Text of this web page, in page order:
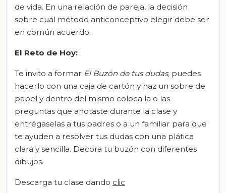
de vida. En una relación de pareja, la decisión
sobre cuál método anticonceptivo elegir debe ser
en común acuerdo.
El Reto de Hoy:
Te invito a formar El Buzón de tus dudas, puedes
hacerlo con una caja de cartón y haz un sobre de
papel y dentro del mismo coloca la o las
preguntas que anotaste durante la clase y
entrégaselas a tus padres o a un familiar para que
te ayuden a resolver tus dudas con una plática
clara y sencilla. Decora tu buzón con diferentes
dibujos.
Descarga tu clase dando clic